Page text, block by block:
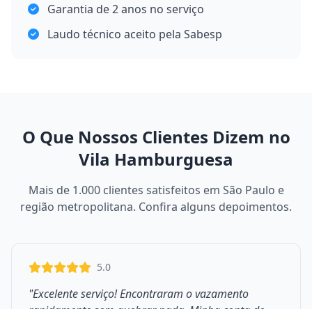
Garantia de 2 anos no serviço
Laudo técnico aceito pela Sabesp
O Que Nossos Clientes Dizem no
Vila Hamburguesa
Mais de 1.000 clientes satisfeitos em São Paulo e
região metropolitana. Confira alguns depoimentos.
5.0
"Excelente serviço! Encontraram o vazamento